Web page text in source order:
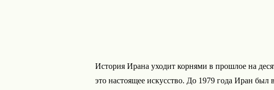
История Ирана уходит корнями в прошлое на
это настоящее искусство. До 1979 года Иран